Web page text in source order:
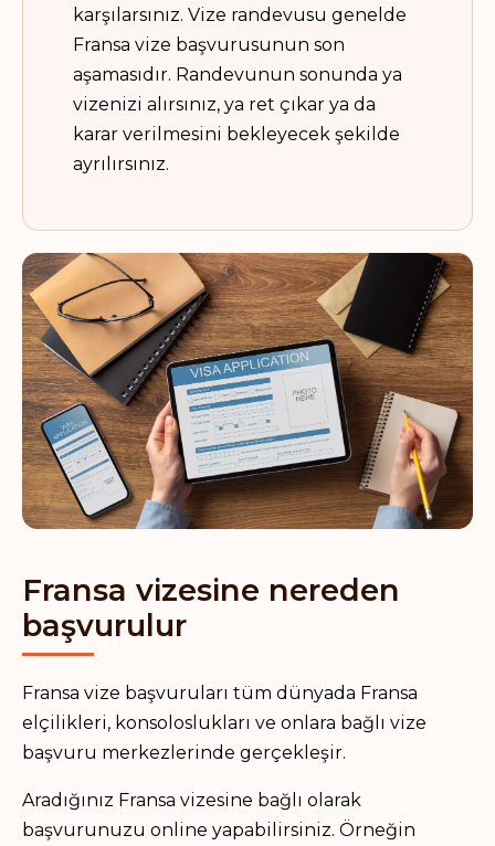
karşılarsınız. Vize randevusu genelde
Fransa vize başvurusunun son
aşamasıdır. Randevunun sonunda ya
vizenizi alırsınız, ya ret çıkar ya da
karar verilmesini bekleyecek şekilde
ayrılırsınız.
Fransa vizesine nereden
başvurulur
Fransa vize başvuruları tüm dünyada Fransa
elçilikleri, konsoloslukları ve onlara bağlı vize
başvuru merkezlerinde gerçekleşir.
Aradığınız Fransa vizesine bağlı olarak
başvurunuzu online yapabilirsiniz. Örneğin